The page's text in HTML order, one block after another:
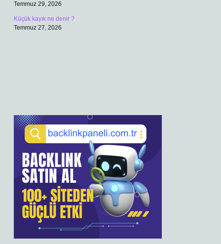
Temmuz 29, 2026
Küçük kayık ne denir ?
Temmuz 27, 2026